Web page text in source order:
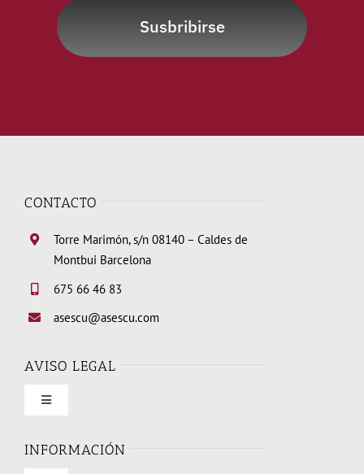
Susbribirse
CONTACTO
Torre Marimón, s/n 08140 – Caldes de
Montbui Barcelona
675 66 46 83
asescu@asescu.com
AVISO LEGAL
Toggle
Condiciones de uso
INFORMACIÓN